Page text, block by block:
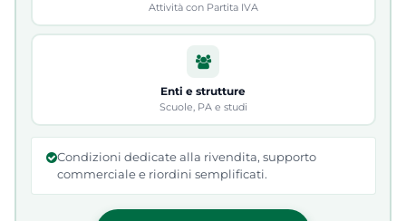
Attività con Partita IVA
Enti e strutture
Scuole, PA e studi
Condizioni dedicate alla rivendita, supporto
commerciale e riordini semplificati.